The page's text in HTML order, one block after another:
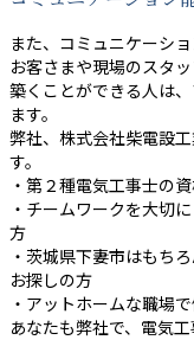
また、コミュニケーシ
お客さまや現場のスタ
築くことができる人は
ます。
弊社、株式会社柴電設
す。
・第２種電気工事士の
・チームワークを大切
方
・茨城県下妻市はもち
お探しの方
・アットホームな職場
あなたも弊社で、電気